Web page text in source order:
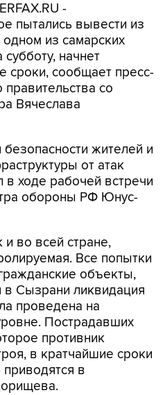
-
пытались вывести из
из самарских
начнет
сроки, сообщает пресс-
со
Вячеслава
жителей и
от атак
в ходе рабочей встречи
обороны РФ Юнус-
и во всей стране,
Все попытки
объекты,
в Сызрани ликвидация
проведена на
Пострадавших
противник
в кратчайшие сроки
в